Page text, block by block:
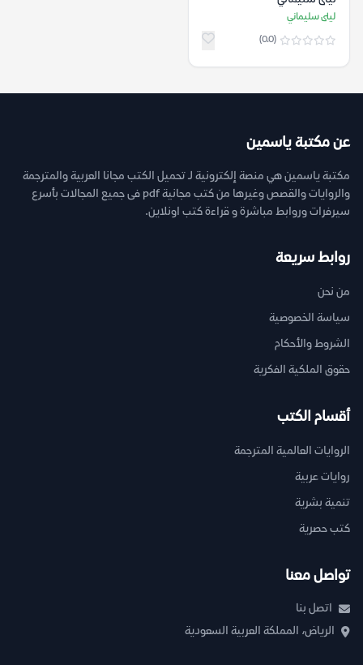
ليلى سليماني
(0.0)
عن مكتبة ياسمين
مكتبة ياسمين هي منصة إلكترونية لـ تحميل الكتب مجانا العربية والمترجمة
والروايات والقصص وغيرها من كتب مجانية pdf فى جميع المجالات بأسرع
سيرفرات وروابط مباشرة و قراءة كتب اونلاين.
روابط سريعة
من نحن
سياسة الخصوصية
الشروط والأحكام
حقوق الملكية الفكرية
أقسام الكتب
الروايات العالمية المترجمة
روايات عربية
تنمية بشرية
كتب حصرية
تواصل معنا
اتصل بنا
الرياض، المملكة العربية السعودية